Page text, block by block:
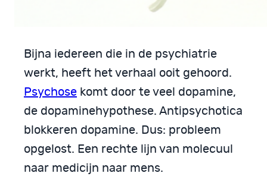
Bijna iedereen die in de psychiatrie
werkt, heeft het verhaal ooit gehoord.
Psychose komt door te veel dopamine,
de dopaminehypothese. Antipsychotica
blokkeren dopamine. Dus: probleem
opgelost. Een rechte lijn van molecuul
naar medicijn naar mens.